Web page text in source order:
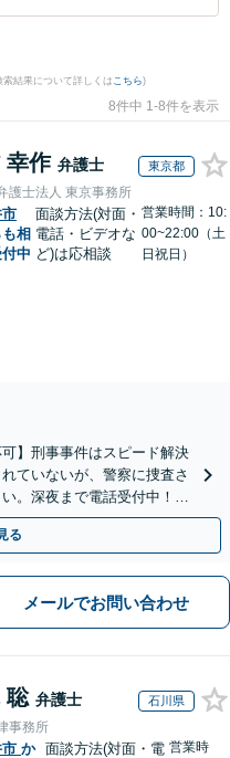
索結果について詳しくは こちら)
8件中 1-8件を表示
幸作 弁護士 東京都
護士法人 東京事務所
相
中
面談方法(対面・
電話・ビデオな
ど)は応相談
営業時間：10:
00~22:00（土
日祝日）
】刑事事件はスピード解決
ていないが、警察に捜査さ
。深夜まで電話受付中！痴
る
メールでお問い合わせ
聡 弁護士 石川県
事務所
か 面談方法(対面・電 営業時